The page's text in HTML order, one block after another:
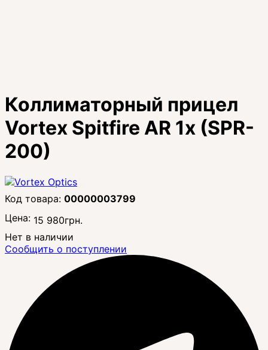
Коллиматорный прицел
Vortex Spitfire AR 1x (SPR-
200)
00000003799
Цена: 15 980грн.
Нет в наличии
Сообщить о поступлении